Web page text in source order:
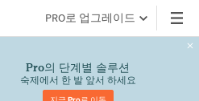
PRO로 업그레이드
Pro의 단계별 솔루션
숙제에서 한 발 앞서 하세요